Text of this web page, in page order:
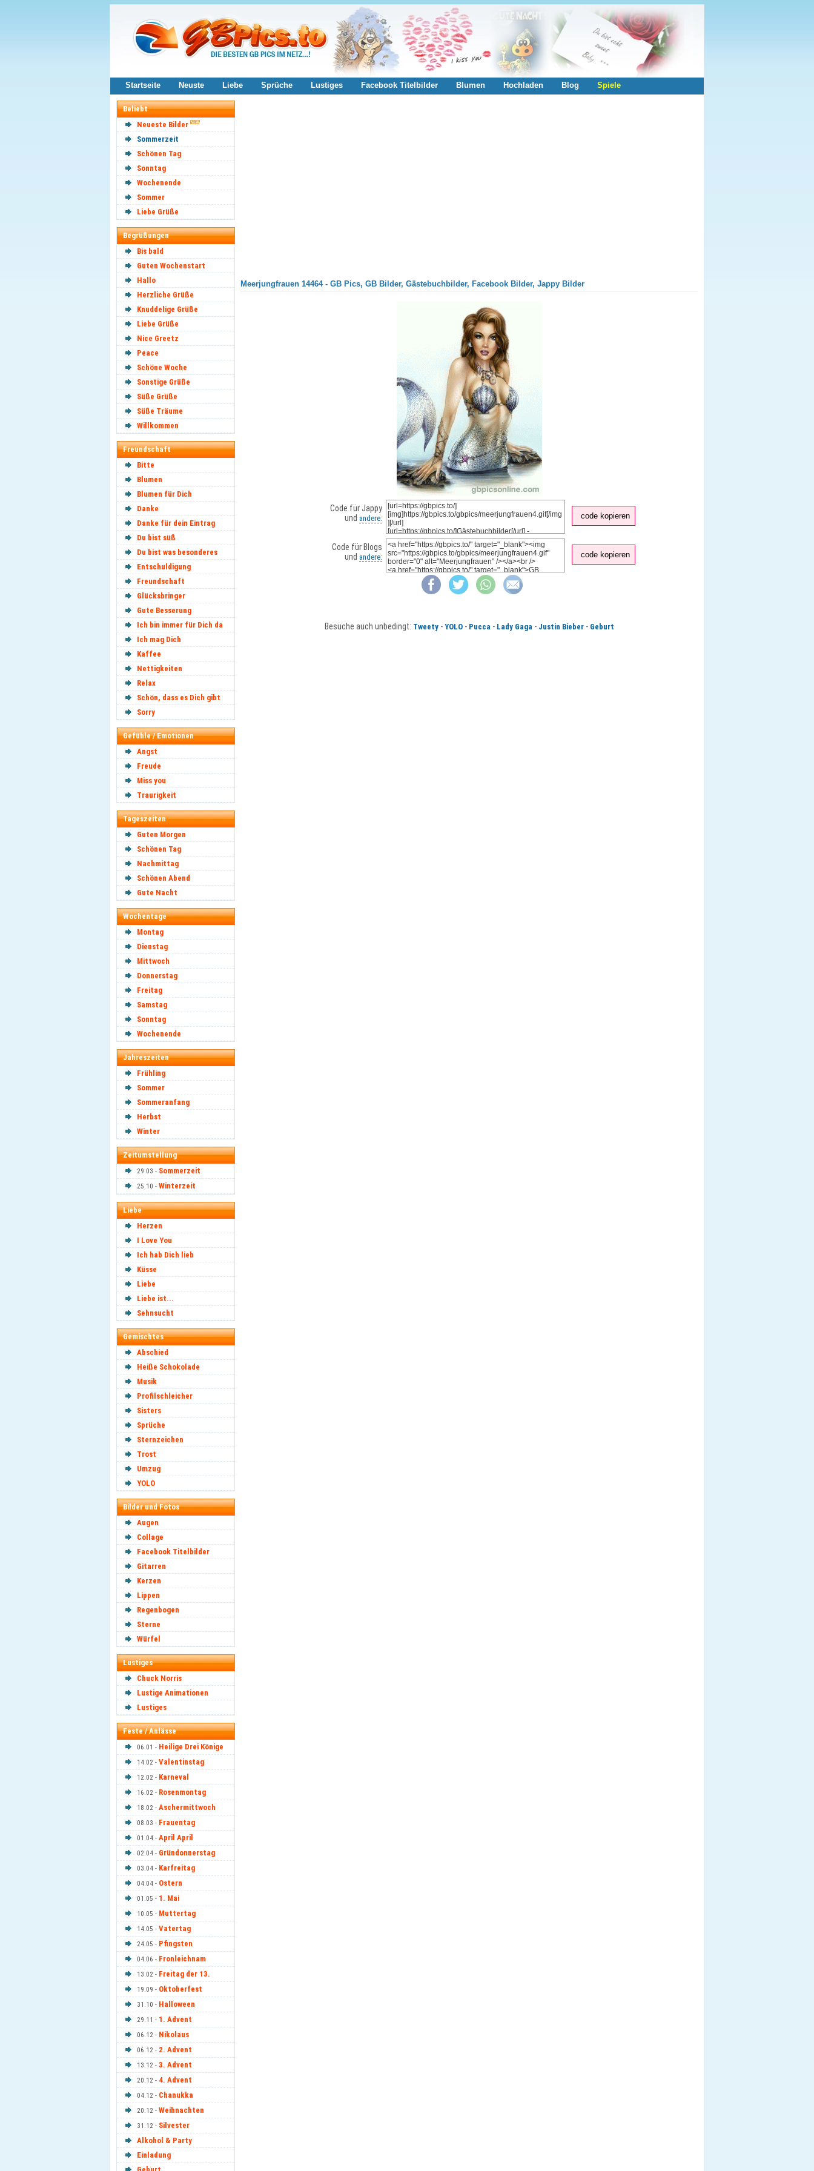
Startseite Neuste Liebe Sprüche Lustiges Facebook Titelbilder Blumen Hochladen Blog Spiele
Beliebt
Neueste Bilder
Sommerzeit
Schönen Tag
Sonntag
Wochenende
Sommer
Liebe Grüße
Begrüßungen
Bis bald
Guten Wochenstart
Hallo
Herzliche Grüße
Knuddelige Grüße
Liebe Grüße
Nice Greetz
Peace
Schöne Woche
Sonstige Grüße
Süße Grüße
Süße Träume
Willkommen
Freundschaft
Bitte
Blumen
Blumen für Dich
Danke
Danke für dein Eintrag
Du bist süß
Du bist was besonderes
Entschuldigung
Freundschaft
Glücksbringer
Gute Besserung
Ich bin immer für Dich da
Ich mag Dich
Kaffee
Nettigkeiten
Relax
Schön, dass es Dich gibt
Sorry
Gefühle / Emotionen
Angst
Freude
Miss you
Traurigkeit
Tageszeiten
Guten Morgen
Schönen Tag
Nachmittag
Schönen Abend
Gute Nacht
Wochentage
Montag
Dienstag
Mittwoch
Donnerstag
Freitag
Samstag
Sonntag
Wochenende
Jahreszeiten
Frühling
Sommer
Sommeranfang
Herbst
Winter
Zeitumstellung
29.03 - Sommerzeit
25.10 - Winterzeit
Liebe
Herzen
I Love You
Ich hab Dich lieb
Küsse
Liebe
Liebe ist...
Sehnsucht
Gemischtes
Abschied
Heiße Schokolade
Musik
Profilschleicher
Sisters
Sprüche
Sternzeichen
Trost
Umzug
YOLO
Bilder und Fotos
Augen
Collage
Facebook Titelbilder
Gitarren
Kerzen
Lippen
Regenbogen
Sterne
Würfel
Lustiges
Chuck Norris
Lustige Animationen
Lustiges
Feste / Anlässe
06.01 - Heilige Drei Könige
14.02 - Valentinstag
12.02 - Karneval
16.02 - Rosenmontag
18.02 - Aschermittwoch
08.03 - Frauentag
01.04 - April April
02.04 - Gründonnerstag
03.04 - Karfreitag
04.04 - Ostern
01.05 - 1. Mai
10.05 - Muttertag
14.05 - Vatertag
24.05 - Pfingsten
04.06 - Fronleichnam
13.02 - Freitag der 13.
19.09 - Oktoberfest
31.10 - Halloween
29.11 - 1. Advent
06.12 - Nikolaus
06.12 - 2. Advent
13.12 - 3. Advent
20.12 - 4. Advent
04.12 - Chanukka
20.12 - Weihnachten
31.12 - Silvester
Alkohol & Party
Einladung
Meerjungfrauen 14464 - GB Pics, GB Bilder, Gästebuchbilder, Facebook Bilder, Jappy Bilder
Code für Jappy
und andere: code kopieren
Code für Blogs
und andere: code kopieren
Besuche auch unbedingt: Tweety- YOLO- Pucca - Lady Gaga - Justin Bieber- Geburt